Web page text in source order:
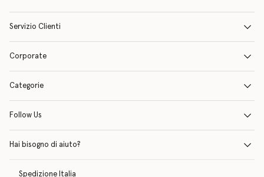
Servizio Clienti
Corporate
Categorie
Follow Us
Hai bisogno di aiuto?
Spedizione Italia